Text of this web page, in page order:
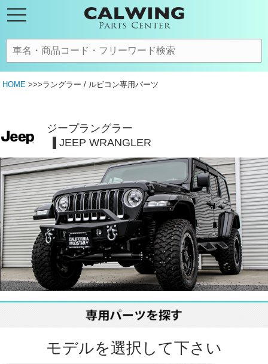
HOME >>>ラングラー / ルビコン専用パーツ
ジープラングラー
JEEP WRANGLER
モデルを選択して下さい